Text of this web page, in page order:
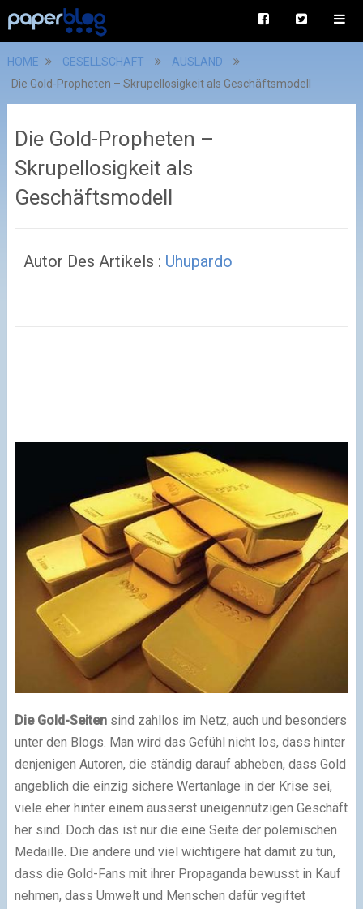
HOME GESELLSCHAFT
AUSLAND
Die Gold-Propheten – Skrupellosigkeit als Geschäftsmodell
Die Gold-Propheten –
Skrupellosigkeit als
Geschäftsmodell
Autor Des Artikels : Uhupardo
Die Gold-Seitensind zahllos im Netz, auch und besonders
unter den Blogs. Man wird das Gefühl nicht los, dass hinter
denjenigen Autoren, die ständig darauf abheben, dass Gold
angeblich die einzig sichere Wertanlage in der Krise sei,
viele eher hinter einem äusserst uneigennützigen Geschäft
her sind. Doch das ist nur die eine Seite der polemischen
Medaille. Die andere und viel wichtigere hat damit zu tun,
dass die Gold-Fans mit ihrer Propaganda bewusst in Kauf
nehmen, dass Umwelt und Menschen dafür vegiftet